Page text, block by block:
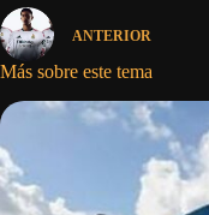
ANTERIOR
Más sobre este tema